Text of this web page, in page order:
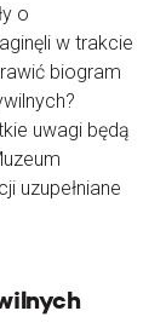
o
w trakcie
biogram
uwagi będą
uzupełniane